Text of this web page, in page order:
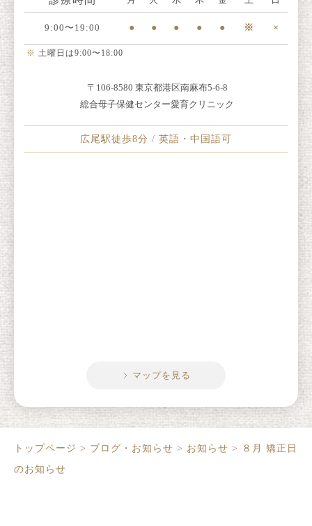
9:00〜19:00 ● ● ● ● ● ※ ×
※ 土曜日は9:00〜18:00
〒106-8580 東京都港区南麻布5-6-8
総合母子保健センター愛育クリニック
広尾駅徒歩8分 / 英語・中国語可
マップを見る
トップページ > ブログ・お知らせ > お知らせ >
８月 矯正日
のお知らせ